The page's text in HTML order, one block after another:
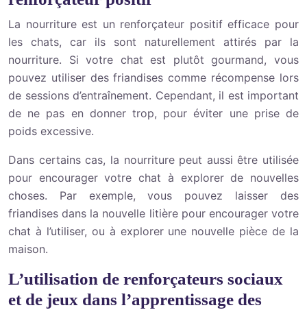
La nourriture est un renforçateur positif efficace pour
les chats, car ils sont naturellement attirés par la
nourriture. Si votre chat est plutôt gourmand, vous
pouvez utiliser des friandises comme récompense lors
de sessions d’entraînement. Cependant, il est important
de ne pas en donner trop, pour éviter une prise de
poids excessive.
Dans certains cas, la nourriture peut aussi être utilisée
pour encourager votre chat à explorer de nouvelles
choses. Par exemple, vous pouvez laisser des
friandises dans la nouvelle litière pour encourager votre
chat à l’utiliser, ou à explorer une nouvelle pièce de la
maison.
L’utilisation de renforçateurs sociaux
et de jeux dans l’apprentissage des